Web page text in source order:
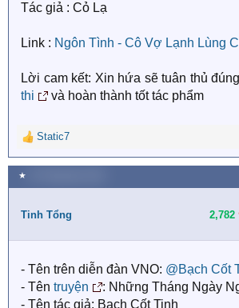
Tác giả : Cỏ Lạ
Link : Ngôn Tình - Cô Vợ Lạnh Lùng
Lời cam kết: Xin hứa sẽ tuân thủ
thi
và hoàn thành tốt tác phẩm
R
e
a
c
i
n
:
Static7
★
Tinh Tổng 2,782
- Tên trên diễn đàn VNO: @Bạch Cốt
- Tên truyện
: Những Tháng Ngày
- Tên tác giả: Bạch Cốt Tinh